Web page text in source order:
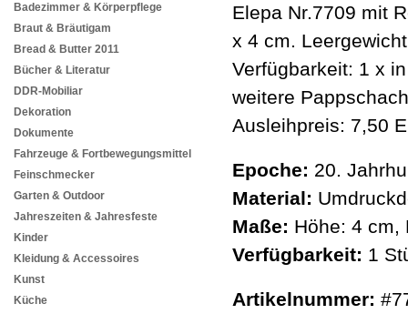
Badezimmer & Körperpflege
Braut & Bräutigam
Bread & Butter 2011
Bücher & Literatur
DDR-Mobiliar
Dekoration
Dokumente
Fahrzeuge & Fortbewegungsmittel
Feinschmecker
Garten & Outdoor
Jahreszeiten & Jahresfeste
Kinder
Kleidung & Accessoires
Kunst
Küche
Elepa Nr.7709 mit
x 4 cm.
Verfügbarkeit: 1 x
weitere
Ausleihpreis: 7,50
Epoche: 20.
Material:
Maße: Höhe: 4 cm,
Verfügbarkeit: 1
Artikelnummer: